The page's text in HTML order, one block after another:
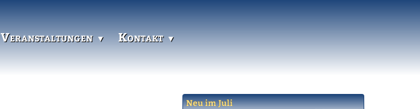
Veranstaltungen Kontakt
Neu im Juli